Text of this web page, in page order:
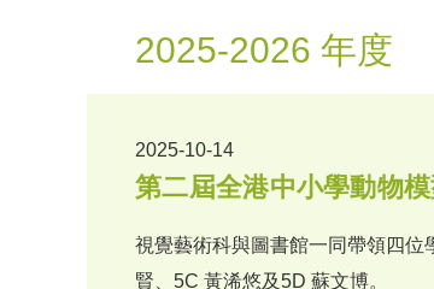
2025-2026 年度
2025-10-14
第二屆全港中小學動物
視覺藝術科與圖書館一同帶領四
賢、5C 黃浠悠及5D 蘇文博。